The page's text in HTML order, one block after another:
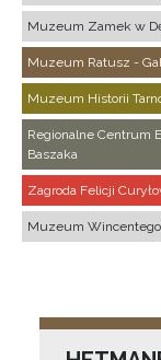
Muzeum Zamek w
Muzeum Ratusz -
Muzeum Historii
Regionalne Centrum
Baszaka
Zagroda Felicji
Muzeum